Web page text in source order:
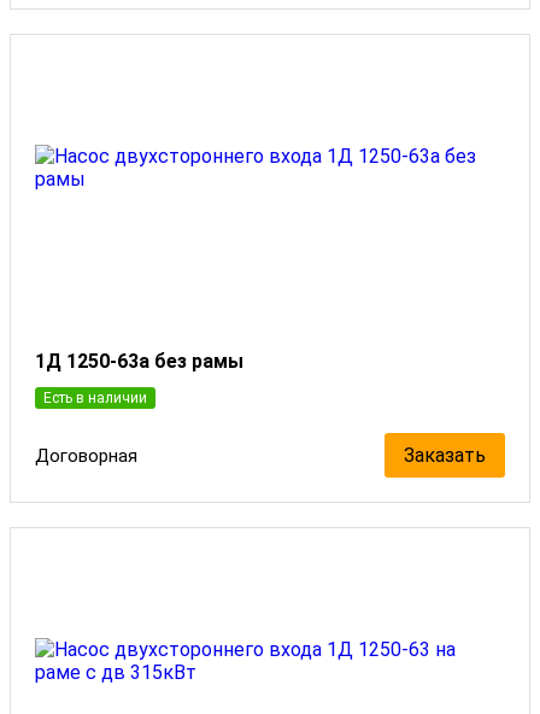
1Д 1250-63а без рамы
Есть в наличии
Договорная Заказать